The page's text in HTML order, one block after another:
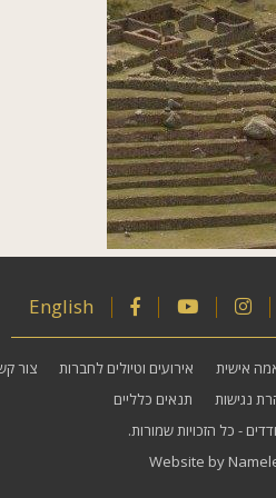
English
אישית אירועים וטיולים לחברות
צור
נגישות
תנאים כלליים
- כל הזכויות שמורות.
Website by